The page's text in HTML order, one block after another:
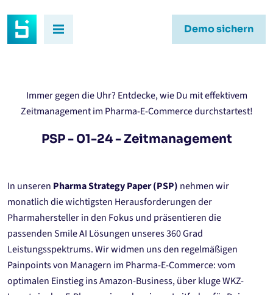
Demo sichern
Immer gegen die Uhr? Entdecke, wie Du mit effektivem
Zeitmanagement im Pharma-E-Commerce durchstartest!
PSP - 01-24 - Zeitmanagement
In unseren Pharma Strategy Paper (PSP) nehmen wir
monatlich die wichtigsten Herausforderungen der
Pharmahersteller in den Fokus und präsentieren die
passenden Smile AI Lösungen unseres 360 Grad
Leistungsspektrums. Wir widmen uns den regelmäßigen
Painpoints von Managern im Pharma-E-Commerce: vom
optimalen Einstieg ins Amazon-Business, über kluge WKZ-